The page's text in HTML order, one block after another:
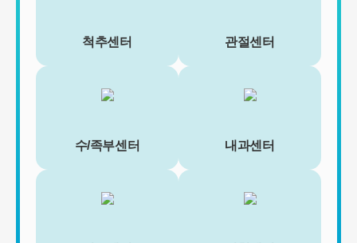
척추센터 관절센터
수/족부센터 내과센터